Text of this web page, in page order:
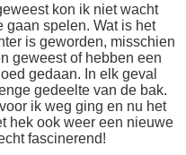
kon ik niet wacht
gaan spelen. Wat is het
is geworden, misschien
geweest of hebben een
gedaan. In elk geval
gedeelte van de bak.
ik weg ging en nu het
hek ook weer een nieuwe
fascinerend!